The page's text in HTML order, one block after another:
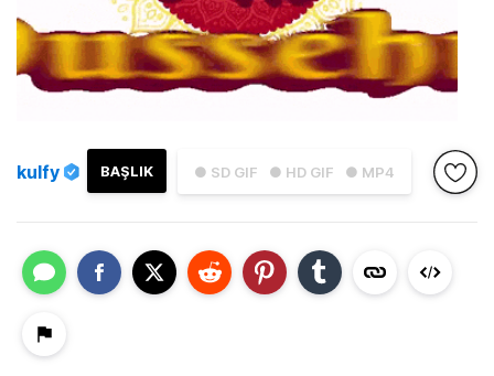
● SD GIF ● HD GIF ● MP4
BAŞLIK
kulfy